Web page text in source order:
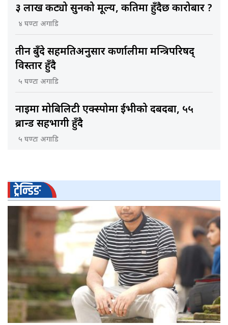
३ लाख कट्यो सुनको मूल्य, कतिमा हुँदैछ कारोबार ?
४ घण्टा अगाडि
तीन बुँदे सहमतिअनुसार कर्णालीमा मन्त्रिपरिषद्
विस्तार हुँदै
५ घण्टा अगाडि
नाइमा मोबिलिटी एक्स्पोमा ईभीको दबदबा, ५५
ब्रान्ड सहभागी हुँदै
५ घण्टा अगाडि
ट्रेन्डिङ